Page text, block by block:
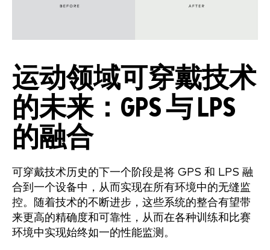
运动领域可穿戴技术
的未来：GPS 与 LPS
的融合
可穿戴技术历史的下一个阶段是将 GPS 和 LPS 融
合到一个设备中，从而实现在所有环境中的无缝监
控。随着技术的不断进步，这些系统的整合有望带
来更高的精确度和可靠性，从而在各种训练和比赛
环境中实现始终如一的性能监测。